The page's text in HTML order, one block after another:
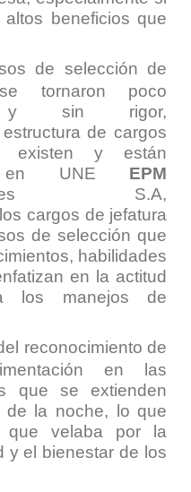
beneficios que
de selección de
tornaron poco
y sin rigor,
de cargos
existen y están
en UNE EPM
S.A,
cargos de jefatura
de selección que
habilidades
en la actitud
los manejos de
reconocimiento de
en las
que se extienden
la noche, lo que
que velaba por la
y el bienestar de los